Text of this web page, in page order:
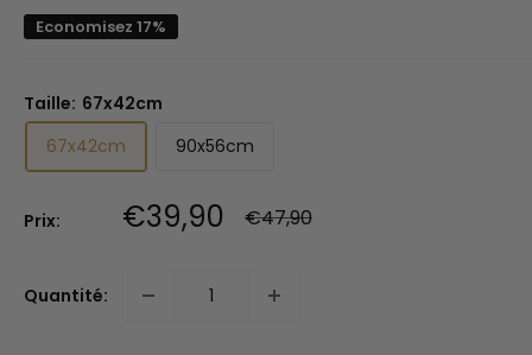
Economisez 17%
Taille: 67x42cm
67x42cm
90x56cm
Prix: Prix
réduit
€39,90 Prix
normal
€47,90
Quantité: